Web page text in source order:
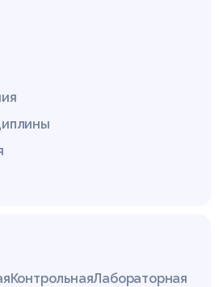
КонтрольнаяЛабораторная